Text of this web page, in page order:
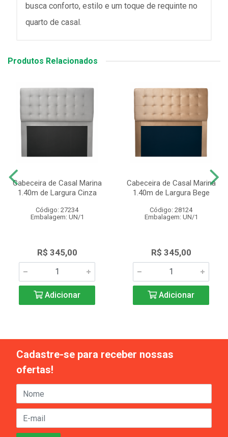
busca conforto, estilo e um toque de requinte no
quarto de casal.
Produtos Relacionados
Cabeceira de Casal Marina
1.40m de Largura Cinza
Código: 27234
Embalagem: UN/1
R$ 345,00
Adicionar
Cabeceira de Casal Marina
1.40m de Largura Bege
Código: 28124
Embalagem: UN/1
R$ 345,00
Adicionar
Cadastre-se para receber nossas
ofertas!